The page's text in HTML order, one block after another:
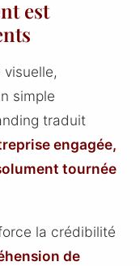
est
simple
traduit
engagée,
tournée
la crédibilité
de